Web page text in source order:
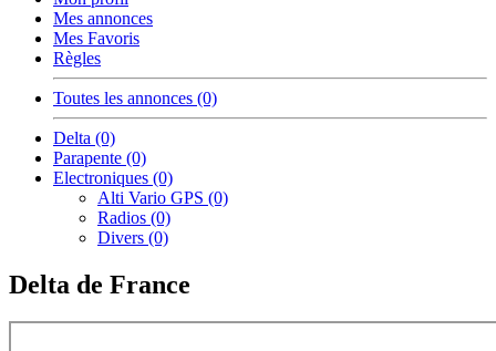
Mes annonces
Mes Favoris
Règles
Toutes les annonces (0)
Delta (0)
Parapente (0)
Electroniques (0)
Alti Vario GPS (0)
Radios (0)
Divers (0)
Delta de France